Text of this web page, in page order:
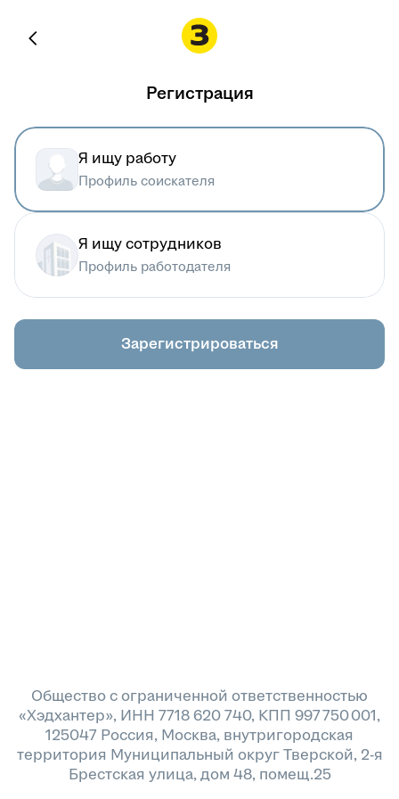
Регистрация
Я ищу работу
Профиль соискателя
Я ищу сотрудников
Профиль работодателя
Зарегистрироваться
Общество с ограниченной ответственностью
«Хэдхантер», ИНН 7718 620 740, КПП 997 750 001,
125047 Россия, Москва, внутригородская
территория Муниципальный округ Тверской, 2-я
Брестская улица, дом 48, помещ.25